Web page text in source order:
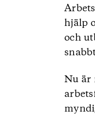
hjälp
och
Nu är